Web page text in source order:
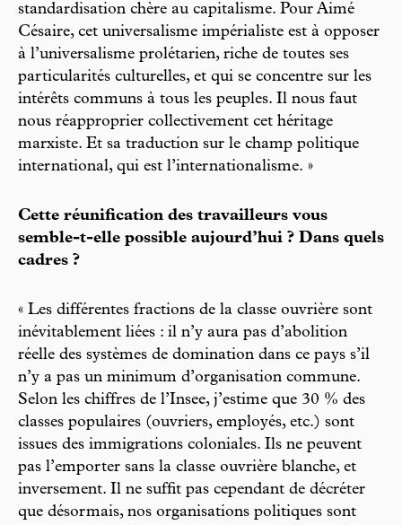
standardisation chère au capitalisme. Pour Aimé
Césaire, cet universalisme impérialiste est à opposer
à l’universalisme prolétarien, riche de toutes ses
particularités culturelles, et qui se concentre sur les
intérêts communs à tous les peuples. Il nous faut
nous réapproprier collectivement cet héritage
marxiste. Et sa traduction sur le champ politique
international, qui est l’internationalisme. »
Cette réunification des travailleurs vous
semble-t-elle possible aujourd’hui ? Dans quels
cadres ?
« Les différentes fractions de la classe ouvrière sont
inévitablement liées : il n’y aura pas d’abolition
réelle des systèmes de domination dans ce pays s’il
n’y a pas un minimum d’organisation commune.
Selon les chiffres de l’Insee, j’estime que 30 % des
classes populaires (ouvriers, employés, etc.) sont
issues des immigrations coloniales. Ils ne peuvent
pas l’emporter sans la classe ouvrière blanche, et
inversement. Il ne suffit pas cependant de décréter
que désormais, nos organisations politiques sont